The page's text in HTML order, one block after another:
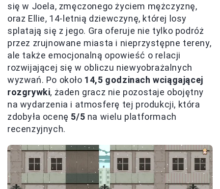
się w Joela, zmęczonego życiem mężczyznę,
oraz Ellie, 14-letnią dziewczynę, której losy
splatają się z jego. Gra oferuje nie tylko podróż
przez zrujnowane miasta i nieprzystępne tereny,
ale także emocjonalną opowieść o relacji
rozwijającej się w obliczu niewyobrażalnych
wyzwań. Po około 14,5 godzinach wciągającej
rozgrywki, żaden gracz nie pozostaje obojętny
na wydarzenia i atmosferę tej produkcji, która
zdobyła ocenę 5/5 na wielu platformach
recenzyjnych.